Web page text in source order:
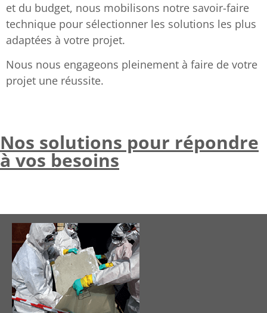
et du budget, nous mobilisons notre savoir-faire
technique pour sélectionner les solutions les plus
adaptées à votre projet.
Nous nous engageons pleinement à faire de votre
projet une réussite.
Nos solutions pour répondre
à vos besoins